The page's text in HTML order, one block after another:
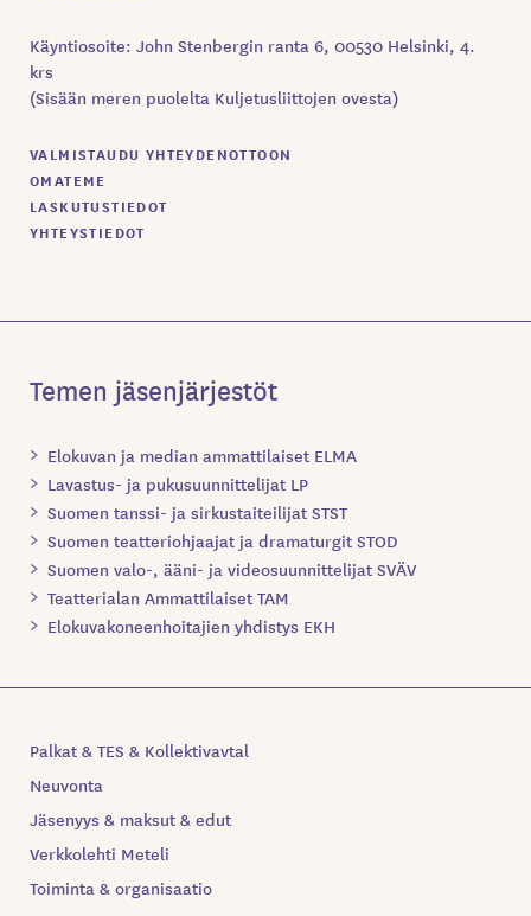
Käyntiosoite: John Stenbergin ranta 6, 00530 Helsinki, 4.
krs
(Sisään meren puolelta Kuljetusliittojen ovesta)
VALMISTAUDU YHTEYDENOTTOON
OMATEME
LASKUTUSTIEDOT
YHTEYSTIEDOT
Temen jäsenjärjestöt
Elokuvan ja median ammattilaiset ELMA
Lavastus- ja pukusuunnittelijat LP
Suomen tanssi- ja sirkustaiteilijat STST
Suomen teatteriohjaajat ja dramaturgit STOD
Suomen valo-, ääni- ja videosuunnittelijat SVÄV
Teatterialan Ammattilaiset TAM
Elokuvakoneenhoitajien yhdistys EKH
Palkat & TES & Kollektivavtal
Neuvonta
Jäsenyys & maksut & edut
Verkkolehti Meteli
Toiminta & organisaatio